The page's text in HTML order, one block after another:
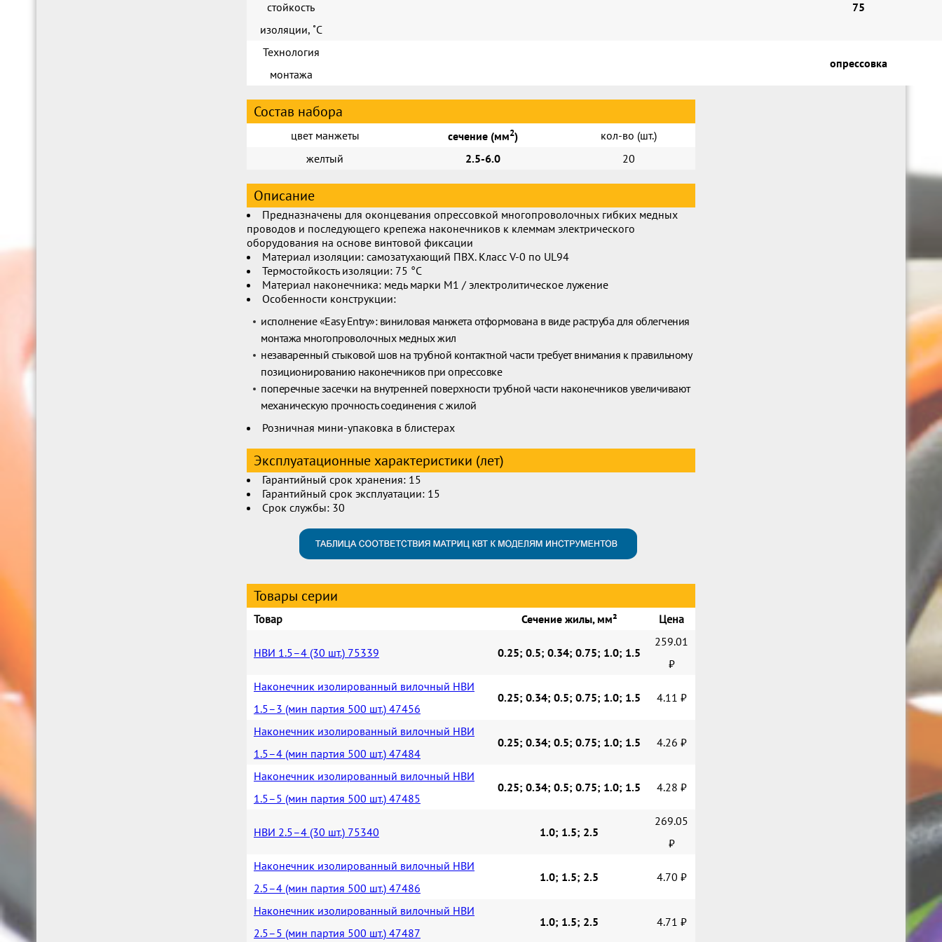
стойкость
изоляции, ˚С
75
Технология
монтажа
опрессовка
Состав набора
цвет манжеты сечение (мм2)
кол-во (шт.)
желтый
2.5-6.0 20
Описание
Предназначены для оконцевания опрессовкой многопроволочных гибких медных
проводов и последующего крепежа наконечников к клеммам электрического
оборудования на основе винтовой фиксации
Материал изоляции: самозатухающий ПВХ. Класс V-0 по UL94
Термостойкость изоляции: 75 °C
Материал наконечника: медь марки М1 / электролитическое лужение
Особенности конструкции:
исполнение «Easy Entry»: виниловая манжета отформована в виде раструба для облегчения
монтажа многопроволочных медных жил
незаваренный стыковой шов на трубной контактной части требует внимания к правильному
позиционированию наконечников при опрессовке
поперечные засечки на внутренней поверхности трубной части наконечников увеличивают
механическую прочность соединения с жилой
Розничная мини-упаковка в блистерах
Эксплуатационные характеристики (лет)
Гарантийный срок хранения: 15
Гарантийный срок эксплуатации: 15
Срок службы: 30
Товары серии
Товар Сечение жилы, мм² Цена
НВИ 1.5–4 (30 шт.) 75339 0.25; 0.5; 0.34; 0.75; 1.0; 1.5
259.01
₽
Наконечник изолированный вилочный НВИ
1.5–3 (мин партия 500 шт.) 47456
0.25; 0.34; 0.5; 0.75; 1.0; 1.5 4.11 ₽
Наконечник изолированный вилочный НВИ
1.5–4 (мин партия 500 шт.) 47484
0.25; 0.34; 0.5; 0.75; 1.0; 1.5 4.26 ₽
Наконечник изолированный вилочный НВИ
1.5–5 (мин партия 500 шт.) 47485
0.25; 0.34; 0.5; 0.75; 1.0; 1.5 4.28 ₽
НВИ 2.5–4 (30 шт.) 75340 1.0; 1.5; 2.5
269.05
₽
Наконечник изолированный вилочный НВИ
2.5–4 (мин партия 500 шт.) 47486
1.0; 1.5; 2.5 4.70 ₽
Наконечник изолированный вилочный НВИ
2.5–5 (мин партия 500 шт.) 47487
1.0; 1.5; 2.5 4.71 ₽